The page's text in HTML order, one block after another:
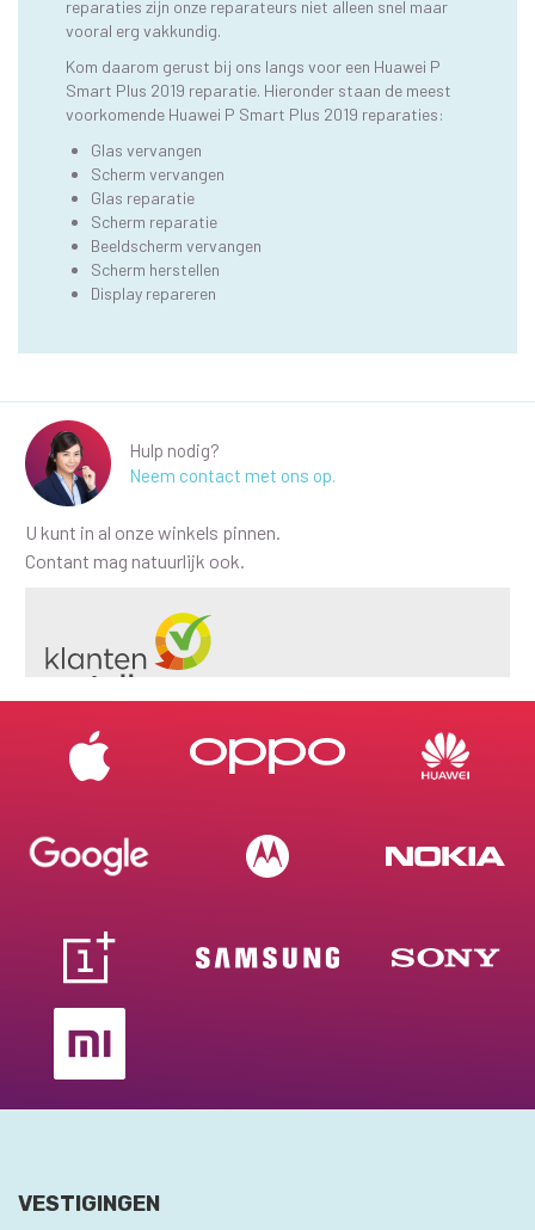
reparaties zijn onze reparateurs niet alleen snel maar
vooral erg vakkundig.
Kom daarom gerust bij ons langs voor een Huawei P
Smart Plus 2019 reparatie. Hieronder staan de meest
voorkomende Huawei P Smart Plus 2019 reparaties:
Glas vervangen
Scherm vervangen
Glas reparatie
Scherm reparatie
Beeldscherm vervangen
Scherm herstellen
Display repareren
Hulp nodig?
Neem contact met ons op.
U kunt in al onze winkels pinnen.
Contant mag natuurlijk ook.
VESTIGINGEN